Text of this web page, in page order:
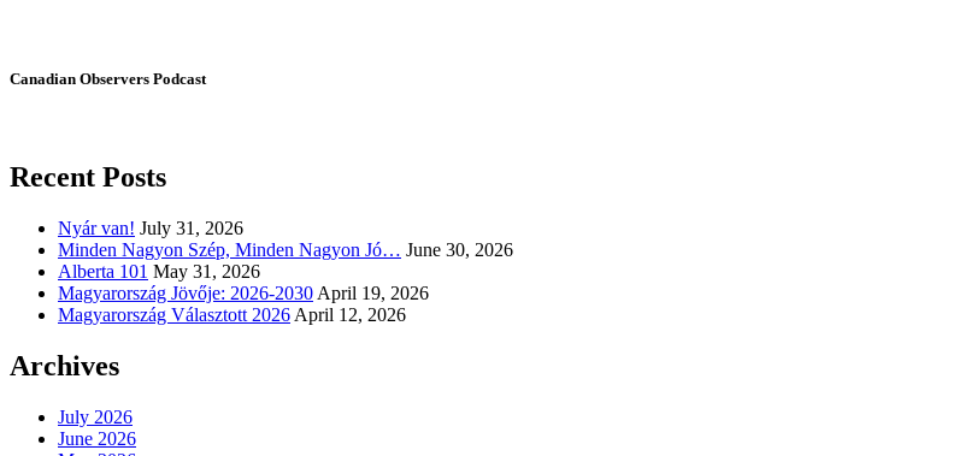
Canadian Observers Podcast
Recent Posts
Nyár van! July 31, 2026
Minden Nagyon Szép, Minden Nagyon Jó… June 30, 2026
Alberta 101 May 31, 2026
Magyarország Jövője: 2026-2030 April 19, 2026
Magyarország Választott 2026 April 12, 2026
Archives
July 2026
June 2026